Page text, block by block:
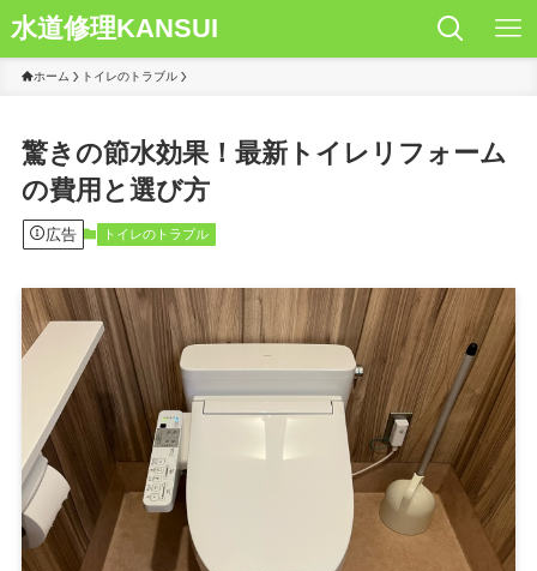
水道修理KANSUI
ホーム トイレのトラブル
驚きの節水効果！最新トイレリフォーム
の費用と選び方
広告 トイレのトラブル